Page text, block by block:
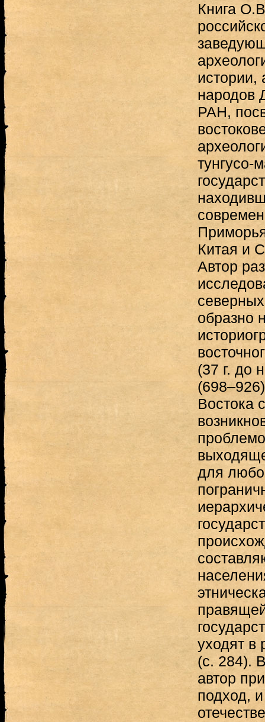
Книга
истории,
народов
РАН,
тунгусо-
Китая и
Автор
образно
(37 г. до
Востока
для
уходят в
(с. 284).
автор
подход,